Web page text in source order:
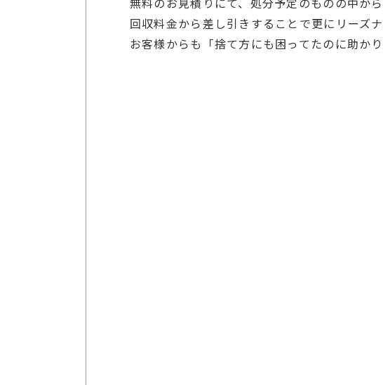
回収料金から差し引きすることで更にリーズ
お客様からも「捨て方にも困ってたのに助か